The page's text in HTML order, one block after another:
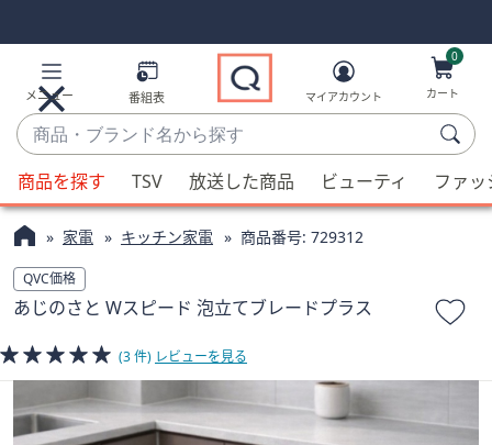
Links
Links2
メニュー 番組表
商
品・
ブ
ラ
ン
名
か
探
候
補
が
利
用
可
な
場
合、
上
マイアカウント
0
カート
商品を探す TSV 放送した商品 ビューティ ファ
家電 キッチン家電 商品番号: 729312
QVC価格
あじのさと Wスピード 泡立てブレードプラス
(3 件) レビューを見る